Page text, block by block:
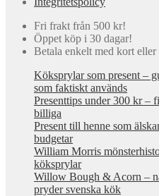
Fri frakt från 500 kr!
Öppet köp i 30 dagar!
Betala enkelt med kort
Köksprylar som present –
som faktiskt används
Presenttips under 300 kr –
billiga
Present till henne som
budgetar
William Morris
köksprylar
Willow Bough & Acorn –
pryder svenska kök